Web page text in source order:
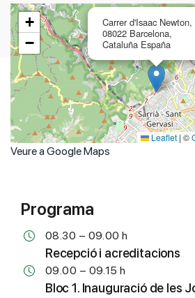
Programa
08.30 – 09.00 h
Recepció i acreditacions
09.00 – 09.15 h
Bloc 1. Inauguració de les
Carrer d'Isaac Newton,
08022 Barcelona,
Cataluña España
+
−
Leaflet | ©
Veure a Google Maps